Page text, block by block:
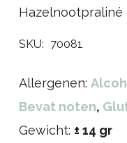
Hazelnootpraliné
SKU: 70081
Allergenen:
Bevat noten,
Gewicht: ± 14 gr